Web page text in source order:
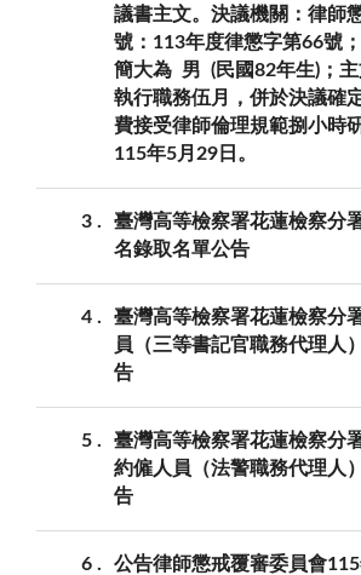
議書主文。決議機關：律師
號：113年度律懲字第66號
簡大為 男 (民國82年生)；
執行職務伍月，併於決議確
費接受律師倫理規範捌小時
115年5月29日。
3
臺灣⾼等檢察署花蓮檢察分
名錄取名單公告
4
臺灣⾼等檢察署花蓮檢察分
員（三等書記官職務代理⼈
告
5
臺灣⾼等檢察署花蓮檢察分
約僱⼈員（法警職務代理⼈
告
6
公告律師懲戒覆審委員會